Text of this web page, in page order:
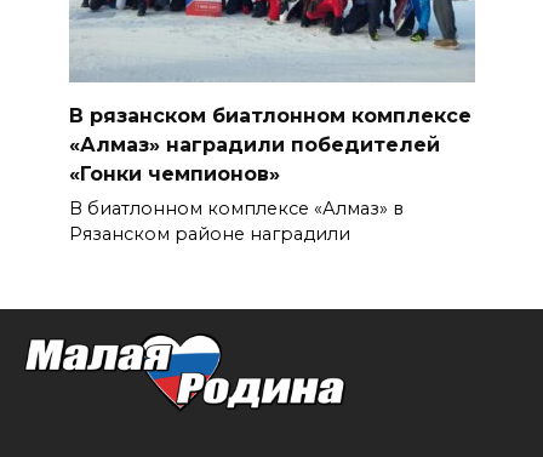
В рязанском биатлонном комплексе
«Алмаз» наградили победителей
«Гонки чемпионов»
В биатлонном комплексе «Алмаз» в
Рязанском районе наградили